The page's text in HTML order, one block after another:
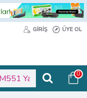
GIRIŞ ÜYE OL
0